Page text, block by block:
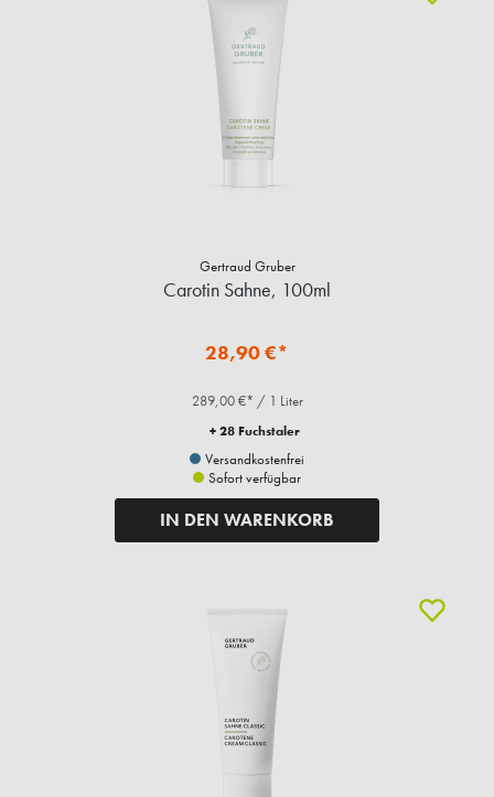
Gertraud Gruber
Carotin Sahne, 100ml
28,90 €*
289,00 €* / 1 Liter
+ 28 Fuchstaler
Versandkostenfrei
Sofort verfügbar
IN DEN WARENKORB